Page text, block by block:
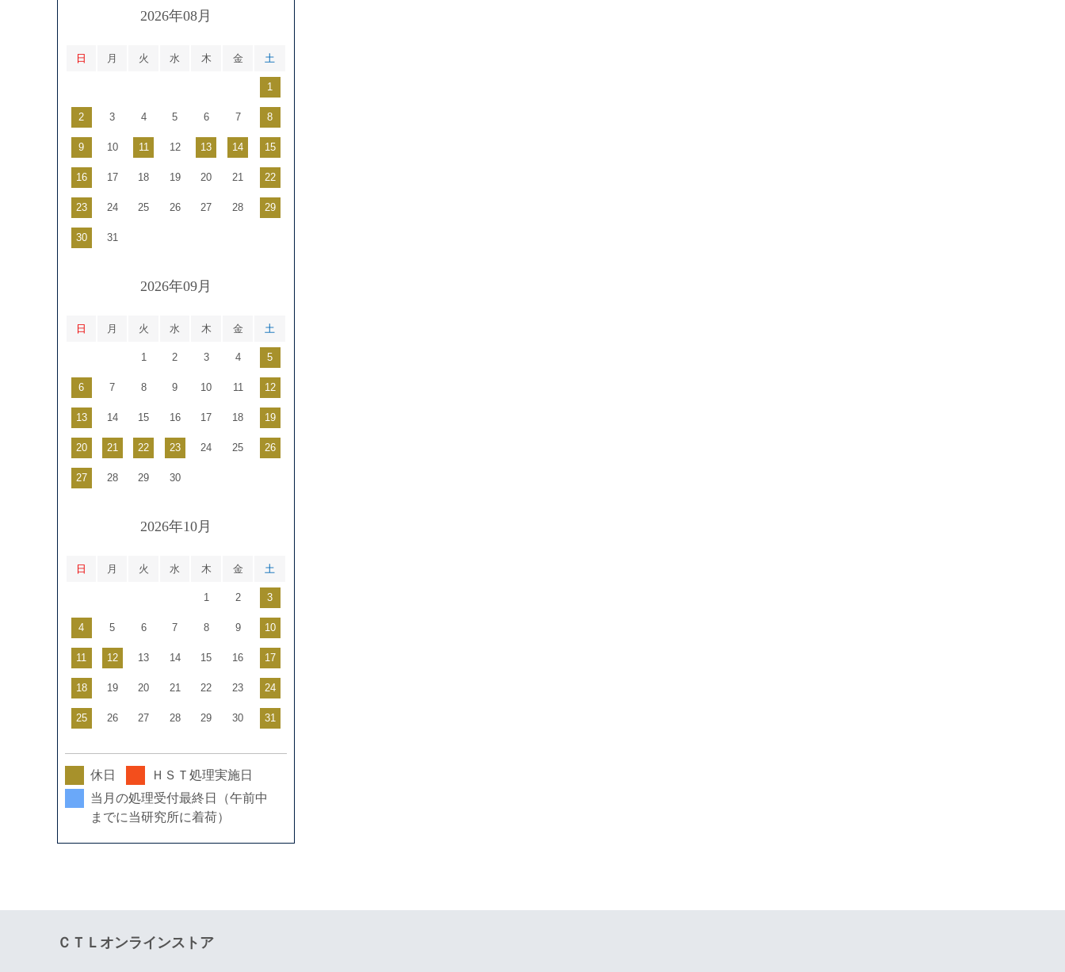
2026年08月
日 月 火 水 木 金 土
1
2 3 4 5 6 7 8
9 10 11 12 13 14 15
16 17 18 19 20 21 22
23 24 25 26 27 28 29
30 31
2026年09月
日 月 火 水 木 金 土
1 2 3 4 5
6 7 8 9 10 11 12
13 14 15 16 17 18 19
20 21 22 23 24 25 26
27 28 29 30
2026年10月
日 月 火 水 木 金 土
1 2 3
4 5 6 7 8 9 10
11 12 13 14 15 16 17
18 19 20 21 22 23 24
25 26 27 28 29 30 31
休日
ＨＳＴ処理実施日
当月の処理受付最終日（午前中
までに当研究所に着荷）
ＣＴＬオンラインストア